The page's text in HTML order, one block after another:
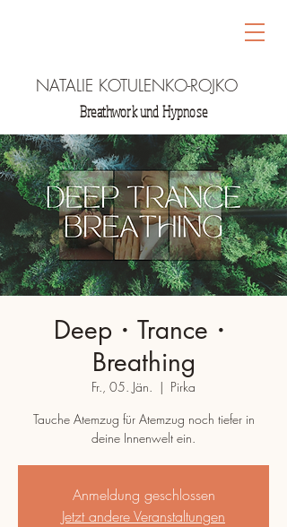
NATALIE KOTULENKO-ROJKO
Breathwork und Hypnose
Deep・Trance・
Breathing
Fr., 05. Jän.
  |
Pirka
Tauche Atemzug für Atemzug noch tiefer in
deine Innenwelt ein.
Anmeldung geschlossen
Jetzt andere Veranstaltungen